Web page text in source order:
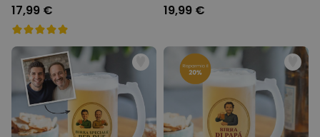
17,99 € 19,99 €